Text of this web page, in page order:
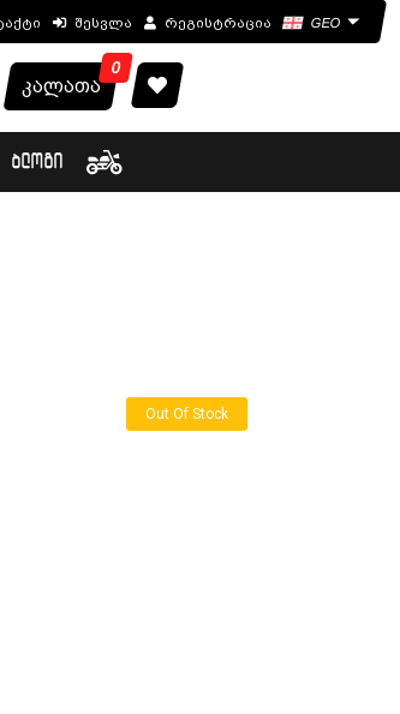
შესვლა რეგისტრაცია GEO
0
კალათა
ᲑᲚᲝᲒᲘ
Out Of Stock